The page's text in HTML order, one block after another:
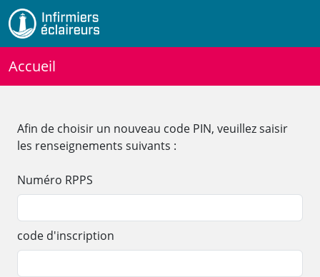
Accueil
Afin de choisir un nouveau code PIN, veuillez saisir
les renseignements suivants :
Numéro RPPS
code d'inscription